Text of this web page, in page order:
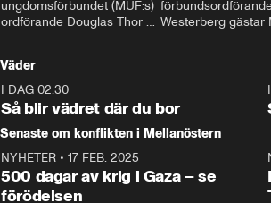
ungdomsförbundet (MUF:s)
ordförande Douglas Thor
tonårsutvisningarna och hur
Moderaterna ska locka
väljare till valet i höst.
Westerberg gästar
Väder
I DAG 02:30
Så blir vädret där du bor
Senaste om konflikten i Mellanöstern
NYHETER • 17 FEB. 2025
500 dagar av krig i Gaza – se
förödelsen